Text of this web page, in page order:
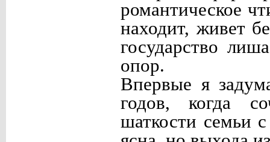
романтическое
находит, живет
государство
опор.
Впервые я
годов, когда
шаткости семьи